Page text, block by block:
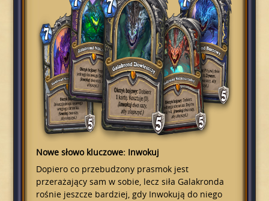
Nowe słowo kluczowe: Inwokuj
Dopiero co przebudzony prasmok jest
przerażający sam w sobie, lecz siła Galakronda
rośnie jeszcze bardziej, gdy Inwokują do niego